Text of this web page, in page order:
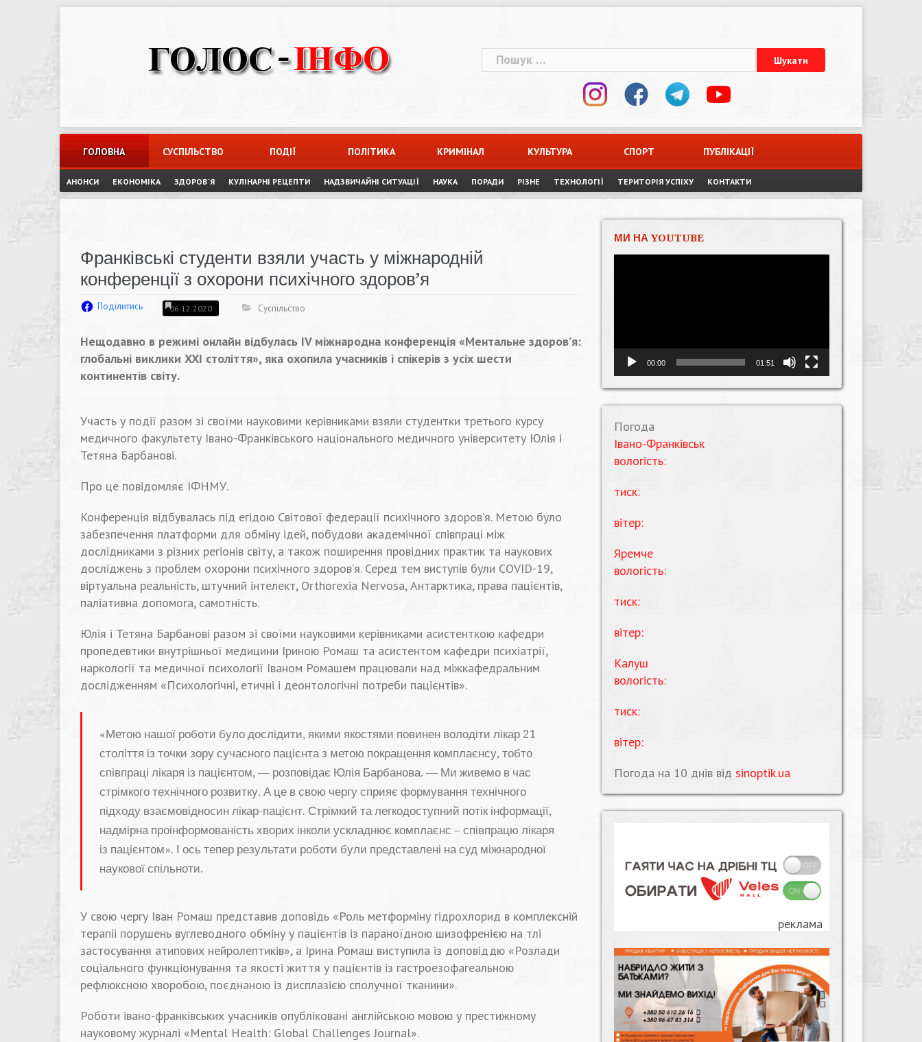
Пошук:
ГОЛОВНА СУСПІЛЬСТВО ПОДІЇ ПОЛІТИКА КРИМІНАЛ КУЛЬТУРА СПОРТ ПУБЛІКАЦІЇ
АНОНСИ ЕКОНОМІКА ЗДОРОВ`Я КУЛІНАРНІ РЕЦЕПТИ НАДЗВИЧАЙНІ СИТУАЦІЇ НАУКА ПОРАДИ РІЗНЕ ТЕХНОЛОГІЇ ТЕРИТОРІЯ УСПІХУ КОНТАКТИ
Франківські студенти взяли участь у міжнародній
конференції з охорони психічного здоров’я
Поділитись 06.12.2020 Суспільство
Нещодавно в режимі онлайн відбулась IV міжнародна конференція «Ментальне здоров’я:
глобальні виклики XXI століття», яка охопила учасників і спікерів з усіх шести
континентів світу.
Участь у події разом зі своїми науковими керівниками взяли студентки третього курсу
медичного факультету Івано-Франківського національного медичного університету Юлія і
Тетяна Барбанові.
Про це повідомляє ІФНМУ.
Конференція відбувалась під егідою Світової федерації психічного здоров’я. Метою було
забезпечення платформи для обміну ідей, побудови академічної співпраці між
дослідниками з різних регіонів світу, а також поширення провідних практик та наукових
досліджень з проблем охорони психічного здоров’я. Серед тем виступів були COVID-19,
віртуальна реальність, штучний інтелект, Orthorexia Nervosa, Антарктика, права пацієнтів,
паліативна допомога, самотність.
Юлія і Тетяна Барбанові разом зі своїми науковими керівниками асистенткою кафедри
пропедевтики внутрішньої медицини Іриною Ромаш та асистентом кафедри психіатрії,
наркології та медичної психології Іваном Ромашем працювали над міжкафедральним
дослідженням «Психологічні, етичні і деонтологічні потреби пацієнтів».
«Метою нашої роботи було дослідити, якими якостями повинен володіти лікар 21
століття із точки зору сучасного пацієнта з метою покращення комплаєнсу, тобто
співпраці лікаря із пацієнтом, — розповідає Юлія Барбанова. — Ми живемо в час
стрімкого технічного розвитку. А це в свою чергу сприяє формування технічного
підходу взаємовідносин лікар-пацієнт. Стрімкий та легкодоступний потік інформації,
надмірна проінформованість хворих інколи ускладнює комплаєнс – співпрацю лікаря
із пацієнтом». І ось тепер результати роботи були представлені на суд міжнародної
наукової спільноти.
У свою чергу Іван Ромаш представив доповідь «Роль метформіну гідрохлорид в комплексній
терапіі порушень вуглеводного обміну у пацієнтів із параноїдною шизофренією на тлі
застосування атипових нейролептиків», а Ірина Ромаш виступила із доповіддю «Розлади
соціального функціонування та якості життя у пацієнтів із гастроезофагеальною
рефлюксною хворобою, поєднаною із дисплазією сполучної тканини».
Роботи івано-франківських учасників опубліковані англійською мовою у престижному
науковому журналі «Mental Health: Global Challenges Journal».
МИ НА YOUTUBE
00:00 01:51
Погода
Івано-Франківськ
вологість:
тиск:
вітер:
Яремче
вологість:
тиск:
вітер:
Калуш
вологість:
тиск:
вітер:
Погода на 10 днів від sinoptik.ua